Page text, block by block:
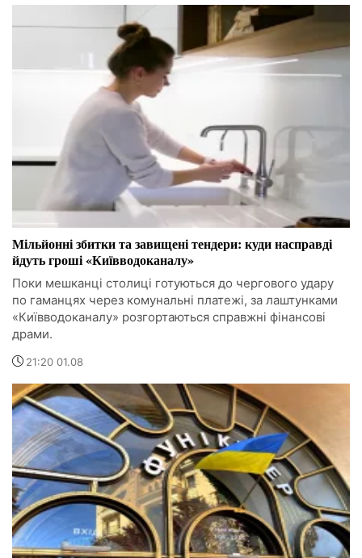
Мільйонні збитки та завищені тендери: куди насправді
йдуть гроші «Київводоканалу»
Поки мешканці столиці готуються до чергового удару
по гаманцях через комунальні платежі, за лаштунками
«Київводоканалу» розгортаються справжні фінансові
драми.
21:20 01.08